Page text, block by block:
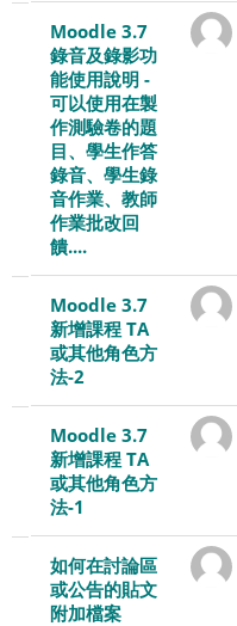
Showing
discussions
Moodle 3.7
錄音及錄影功
能使用說明 -
可以使用在製
作測驗卷的題
目、學生作答
錄音、學生錄
音作業、教師
作業批改回
饋....
Moodle 3.7
新增課程 TA
或其他角色方
法-2
Moodle 3.7
新增課程 TA
或其他角色方
法-1
如何在討論區
或公告的貼文
附加檔案